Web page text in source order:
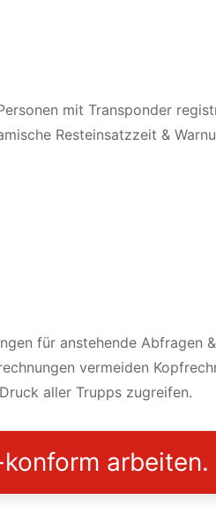
mit Transponder
Resteinsatzzeit &
für anstehende Abfragen
vermeiden
aller Trupps zugreifen.
arbeiten.